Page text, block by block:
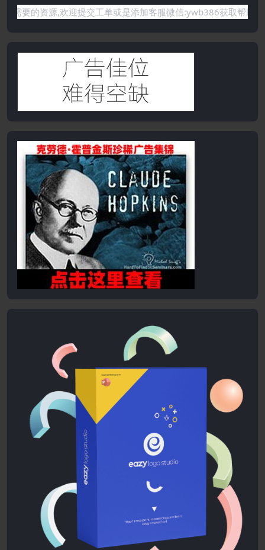
有你需要的资源,欢迎提交工单或是添加客服微信:ywb386获取